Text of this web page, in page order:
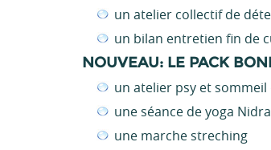
un atelier collectif de
un bilan entretien fin de
NOUVEAU: LE PACK
un atelier psy et
une séance de yoga Nidra
une marche streching